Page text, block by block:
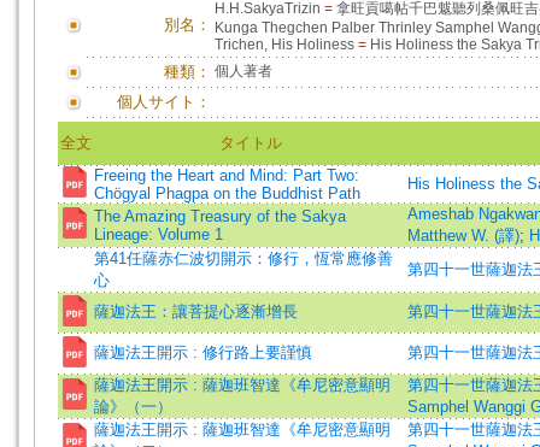
別名：
H.H.SakyaTrizin = 拿旺貢噶帖千巴魃聽列桑佩旺
Kunga Thegchen Palber Thrinley Samphel
Trichen, His Holiness = His Holiness the Sakya
種類： 個人著者
個人サイト：
全文
タイトル
Freeing the Heart and Mind: Part Two:
Chögyal Phagpa on the Buddhist Path
His Holiness the
The Amazing Treasury of the Sakya
Lineage: Volume 1
Ameshab
Matthew W. (譯);
第41任薩赤仁波切開示：修行，恆常應修善
心
第四十一世薩迦法
薩迦法王：讓菩提心逐漸增長 第四十一世薩迦法
薩迦法王開示 : 修行路上要謹慎
第四十一世薩迦法
薩迦法王開示 : 薩迦班智達《牟尼密意顯明
論》（一）
第四十一世薩迦法
Samphel Wanggi
薩迦法王開示 : 薩迦班智達《牟尼密意顯明
第四十一世薩迦法